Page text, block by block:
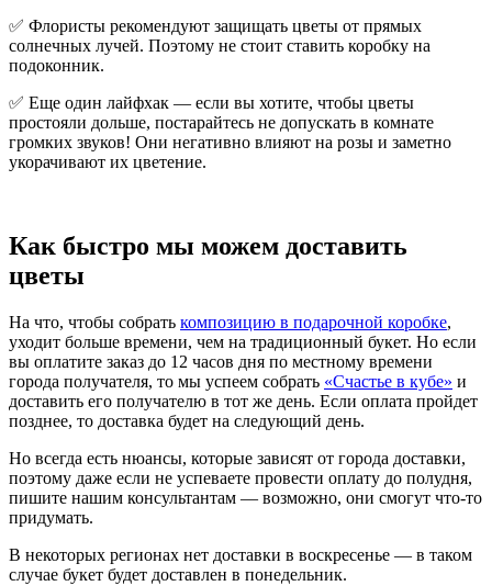
✅ Флористы рекомендуют защищать цветы от прямых
солнечных лучей. Поэтому не стоит ставить коробку на
подоконник.
✅ Еще один лайфхак — если вы хотите, чтобы цветы
простояли дольше, постарайтесь не допускать в комнате
громких звуков! Они негативно влияют на розы и заметно
укорачивают их цветение.
Как быстро мы можем доставить
цветы
На что, чтобы собрать композицию в подарочной коробке,
уходит больше времени, чем на традиционный букет. Но если
вы оплатите заказ до 12 часов дня по местному времени
города получателя, то мы успеем собрать «Счастье в кубе» и
доставить его получателю в тот же день. Если оплата пройдет
позднее, то доставка будет на следующий день.
Но всегда есть нюансы, которые зависят от города доставки,
поэтому даже если не успеваете провести оплату до полудня,
пишите нашим консультантам — возможно, они смогут что-то
придумать.
В некоторых регионах нет доставки в воскресенье — в таком
случае букет будет доставлен в понедельник.